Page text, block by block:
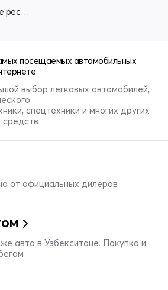
Mazda 6 II - поколение рестайлинг (GH)
посещаемых автомобильных
выбор легковых автомобилей,
спецтехники и многих других
средств
от официальных дилеров
авто в Узбекситане. Покупка и